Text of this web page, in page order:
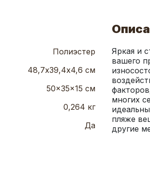
Полиэстер
48,7х39,4х4,6 см
50x35x15 см
0,264 кг
Да
Яркая и
вашего
многих
пляже
другие